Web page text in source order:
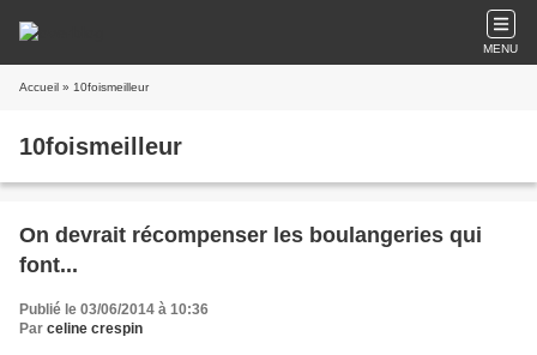
MENU
Accueil » 10foismeilleur
10foismeilleur
On devrait récompenser les boulangeries qui
font...
Publié le 03/06/2014 à 10:36
Par celine crespin